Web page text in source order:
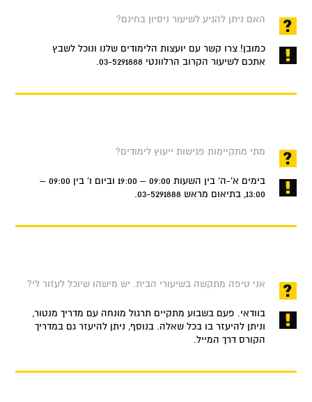
האם ניתן להגיע לשיעור ניסיון בחינם?
כמובן! צרו קשר עם יועצות הלימודים שלנו ונוכל לשבץ
אתכם לשיעור הקרוב הרלוונטי 03-5291888.
מתי מתקיימות פגישות ייעוץ לימודים?
בימים א'-ה' בין השעות 09:00 – 19:00 וביום ו' בין 09:00 –
13:00, בתיאום מראש 03-5291888.
אני טיפה מתקשה בשיעורי הבית. יש מישהו שיוכל לעזור לי?
בוודאי. פעם בשבוע מתקיים תרגול מונחה עם מדריך מנטור,
וניתן להיעזר בו בכל שאלה. בנוסף, ניתן להיעזר גם במדריך
הקורס דרך המייל.